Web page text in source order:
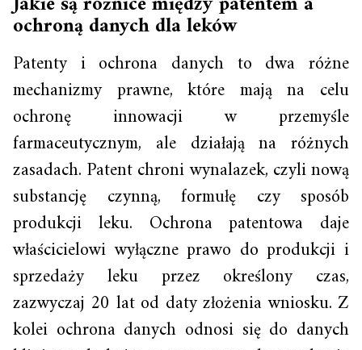
ochroną danych dla leków
Patenty i ochrona danych to dwa różne
mechanizmy prawne, które mają na celu
ochronę innowacji w przemyśle
farmaceutycznym, ale działają na różnych
zasadach. Patent chroni wynalazek, czyli nową
substancję czynną, formułę czy sposób
produkcji leku. Ochrona patentowa daje
właścicielowi wyłączne prawo do produkcji i
sprzedaży leku przez określony czas,
zazwyczaj 20 lat od daty złożenia wniosku. Z
kolei ochrona danych odnosi się do danych